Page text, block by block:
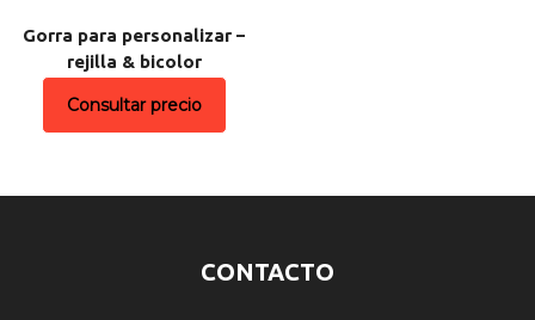
Gorra para personalizar –
rejilla & bicolor
Consultar precio
CONTACTO